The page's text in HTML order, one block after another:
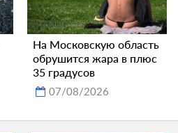
На Московскую область
обрушится жара в плюс
35 градусов
07/08/2026